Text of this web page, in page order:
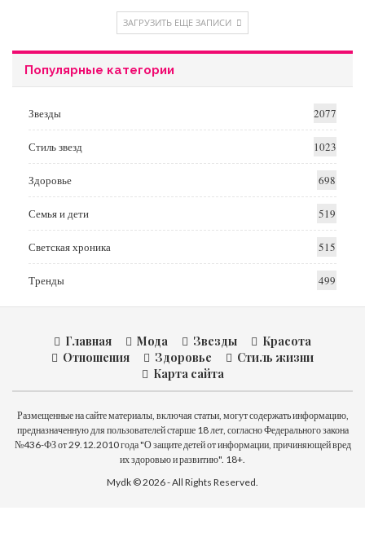
ЗАГРУЗИТЬ ЕЩЕ ЗАПИСИ
Популярные категории
Звезды 2077
Стиль звезд 1023
Здоровье 698
Семья и дети 519
Светская хроника 515
Тренды 499
Главная Мода Звезды
Красота
Отношения
Здоровье
Стиль жизни
Карта сайта
Размещенные на сайте материалы, включая статьи, могут содержать информацию,
предназначенную для пользователей старше 18 лет, согласно Федерального закона
№436-ФЗ от 29.12.2010 года "О защите детей от информации, причиняющей вред
их здоровью и развитию". 18+.
Mydk © 2026 - All Rights Reserved.